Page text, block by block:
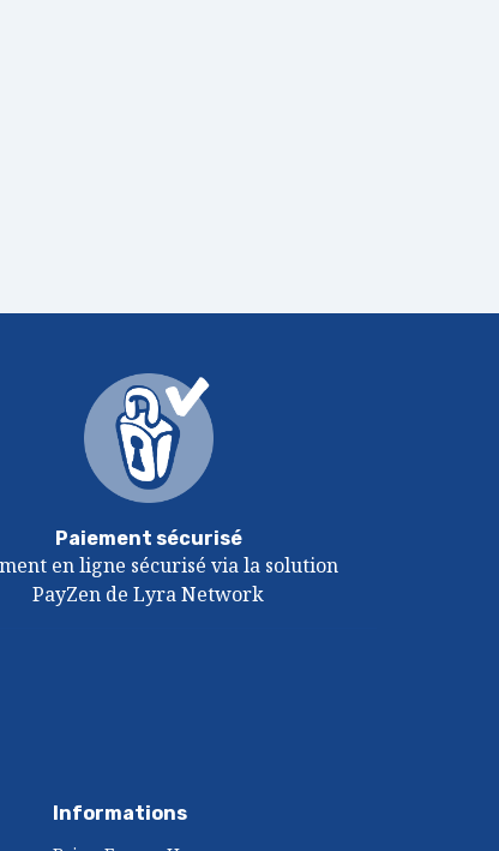
Paiement sécurisé
en ligne sécurisé via la solution
PayZen de Lyra Network
Informations